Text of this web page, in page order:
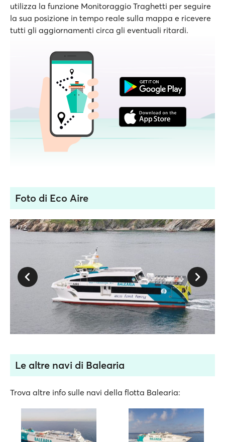
utilizza la funzione Monitoraggio Traghetti per seguire
la sua posizione in tempo reale sulla mappa e ricevere
tutti gli aggiornamenti circa gli eventuali ritardi.
Foto di Eco Aire
1 / 2
Le altre navi di Balearia
Trova altre info sulle navi della flotta Balearia: